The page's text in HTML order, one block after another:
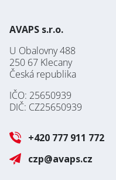
AVAPS s.r.o.
U Obalovny 488
250 67 Klecany
Česká republika
IČO: 25650939
DIČ: CZ25650939
+420 777 911 772
czp@avaps.cz